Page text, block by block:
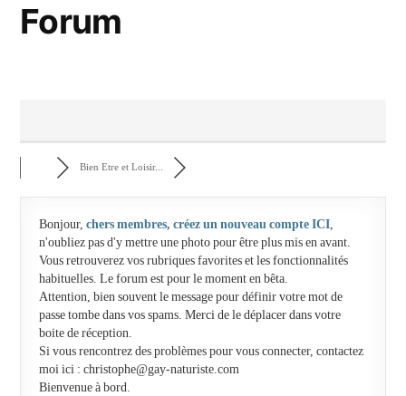
Forum
Bien Etre et Loisir...
Bonjour, chers membres, créez un nouveau compte ICI,
n'oubliez pas d'y mettre une photo pour être plus mis en avant.
Vous retrouverez vos rubriques favorites et les fonctionnalités
habituelles. Le forum est pour le moment en bêta.
Attention, bien souvent le message pour définir votre mot de
passe tombe dans vos spams. Merci de le déplacer dans votre
boite de réception.
Si vous rencontrez des problèmes pour vous connecter, contactez
moi ici : christophe@gay-naturiste.com
Bienvenue à bord.